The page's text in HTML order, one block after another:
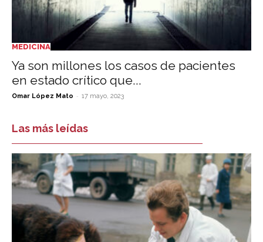
MEDICINA
Ya son millones los casos de pacientes
en estado crítico que...
Omar López Mato - 17 mayo, 2023
Las más leídas